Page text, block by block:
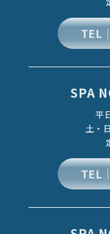
TEL
SPA
平
土・
TEL